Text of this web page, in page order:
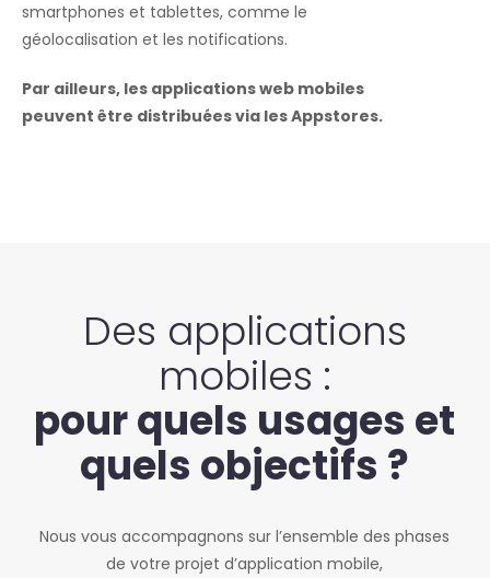
smartphones et tablettes, comme le
géolocalisation et les notifications.
Par ailleurs, les applications web mobiles
peuvent être distribuées via les Appstores.
Des applications
mobiles :
pour quels usages et
quels objectifs ?
Nous vous accompagnons sur l’ensemble des phases
de votre projet d’application mobile,